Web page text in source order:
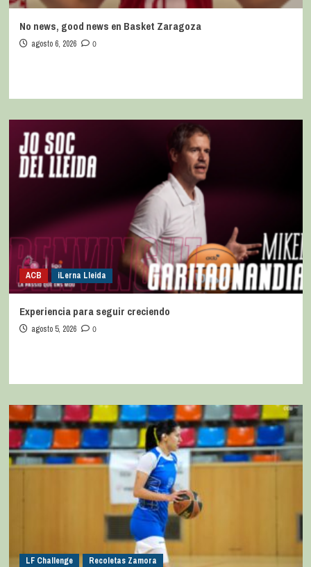
No news, good news en Basket Zaragoza
agosto 6, 2026 0
ACB iLerna Lleida
Experiencia para seguir creciendo
agosto 5, 2026 0
LF Challenge Recoletas Zamora